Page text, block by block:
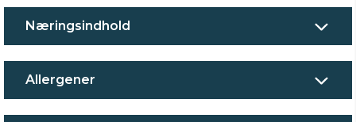
Næringsindhold
Allergener